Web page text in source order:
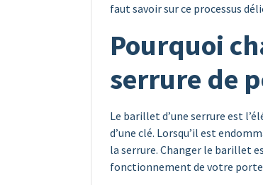
faut savoir sur ce processus
Pourquoi
serrure de
Le barillet d’une serrure est
d’une clé. Lorsqu’il est
la serrure. Changer le barillet
fonctionnement de votre